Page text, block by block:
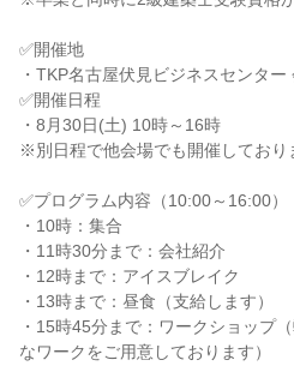
✅開催地
・TKP名古屋伏見ビジネスセンター
✅開催日程
・8月30日(土) 10時～16時
※別日程で他会場でも開催しており
✅プログラム内容（10:00～16:00）
・10時：集合
・11時30分まで：会社紹介
・12時まで：アイスブレイク
・13時まで：昼食（支給します）
・15時45分まで：ワークショップ
なワークをご用意しております）